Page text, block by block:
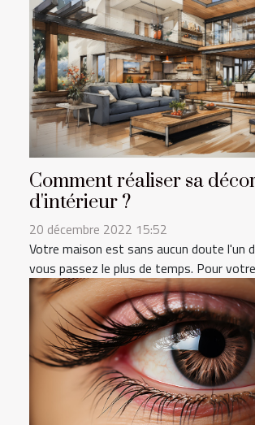
Comment réaliser sa
d'intérieur ?
20 décembre 2022 15:52
Votre maison est sans aucun doute l'un
vous passez le plus de temps. Pour